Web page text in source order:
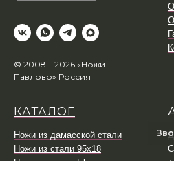
© 2008—2026 «Ножи
Павлово» Россия
КАТАЛОГ
Ножи из дамасской стали
Ножи из стали 95х18
Ножи из стали Elmax